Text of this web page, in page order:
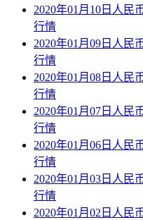
2020年01月10日人民
行情
2020年01月09日人民
行情
2020年01月08日人民
行情
2020年01月07日人民
行情
2020年01月06日人民
行情
2020年01月03日人民
行情
2020年01月02日人民